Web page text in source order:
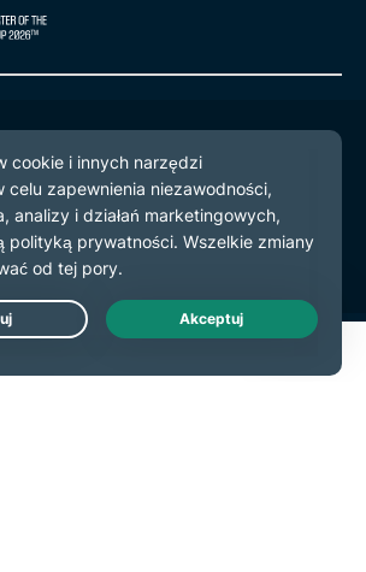
Wszystkie prawa zastrzeżone.
Live Chat